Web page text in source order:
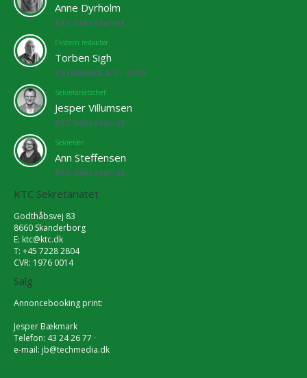
Anne Dyrholm
KTC Sekretariat
Ekstern redaktør
Torben Sigh
TechMedia A/S - 6769
Sekretariatschef
Jesper Villumsen
KTC Sekretariat
Sekretær
Ann Steffensen
KTC Sekretariat
KTC Sekretariatet
Godthåbsvej 83
8660 Skanderborg
E: ktc@ktc.dk
T: +45 7228 2804
CVR: 1976 0014
Salg
Annoncebooking print:
Jesper Bækmark
Telefon: 43 24 26 77 ·
e-mail: jb@techmedia.dk